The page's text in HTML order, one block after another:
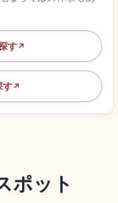
す↗
す↗
ポット